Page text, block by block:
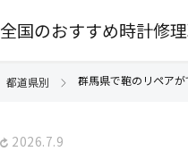
全国のおすすめ時計修
都道県別 群馬県で鞄のリペア
2026.7.9